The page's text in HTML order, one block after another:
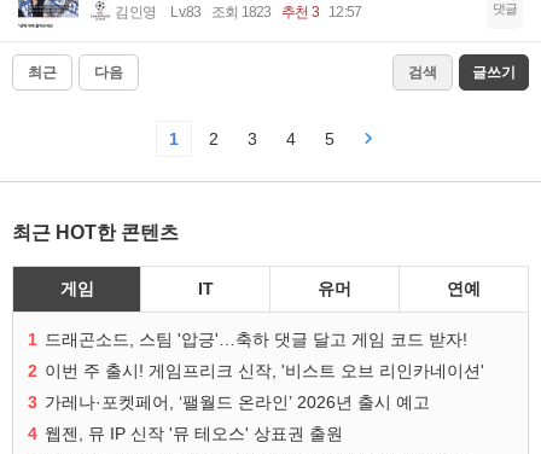
김인영 Lv.83 조회 1823 추천 3 12:57 댓글
최근 다음 검색 글쓰기
1 2 3 4 5
최근 HOT한 콘텐츠
게임 IT 유머 연예
1 드래곤소드, 스팀 '압긍'…축하 댓글 달고 게임 코드 받자!
2 이번 주 출시! 게임프리크 신작, '비스트 오브 리인카네이션'
3 가레나·포켓페어, ‘팰월드 온라인’ 2026년 출시 예고
4 웹젠, 뮤 IP 신작 '뮤 테오스' 상표권 출원